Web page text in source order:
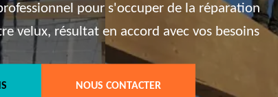
pour s'occuper de la réparation
velux, résultat en accord avec vos besoins
NOUS CONTACTER